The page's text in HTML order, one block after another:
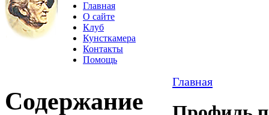
Главная
О сайте
Клуб
Кунсткамера
Контакты
Помощь
Содержание
Главная